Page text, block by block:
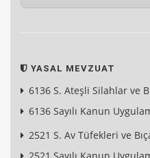
YASAL MEVZUAT
6136 S. Ateşli Silahlar ve
6136 Sayılı Kanun
2521 S. Av Tüfekleri ve